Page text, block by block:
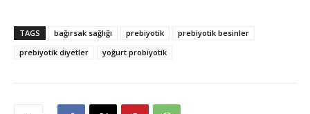
TAGS bağırsak sağlığı prebiyotik
prebiyotik besinler
prebiyotik diyetler
yoğurt probiyotik